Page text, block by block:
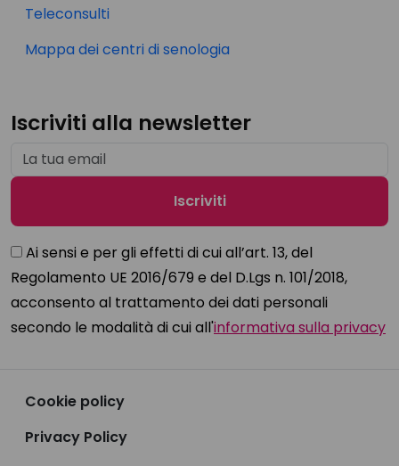
Teleconsulti
Mappa dei centri di senologia
Iscriviti alla newsletter
Ai sensi e per gli effetti di cui all’art. 13, del
Regolamento UE 2016/679 e del D.Lgs n. 101/2018,
acconsento al trattamento dei dati personali
secondo le modalità di cui all'informativa sulla privacy
Cookie policy
Privacy Policy